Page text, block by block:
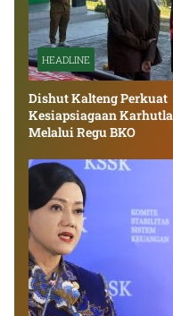
HEADLINE
Dishut Kalteng Perkuat
Kesiapsiagaan Karhutla
Melalui Regu BKO